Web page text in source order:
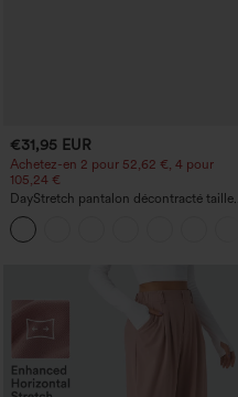
€31,95 EUR
Achetez-en 2 pour 52,62 €, 4 pour
105,24 €
DayStretch pantalon décontracté taille
haute avec poches et coupe droite